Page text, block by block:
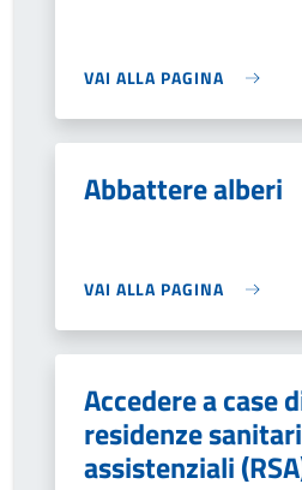
VAI ALLA PAGINA
Abbattere alberi
VAI ALLA PAGINA
Accedere a case
residenze
assistenziali